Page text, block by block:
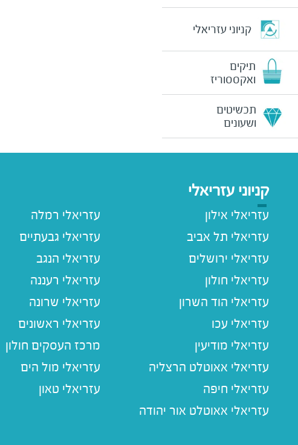
קניוני עזריאלי
תיקים
ואקססוריז
תכשיטים
ושעונים
קניוני עזריאלי
עזריאלי אילון
עזריאלי תל אביב
עזריאלי ירושלים
עזריאלי חולון
עזריאלי הוד השרון
עזריאלי עכו
עזריאלי מודיעין
עזריאלי אאוטלט הרצליה
עזריאלי חיפה
עזריאלי אאוטלט אור יהודה
עזריאלי רמלה
עזריאלי גבעתיים
עזריאלי הנגב
עזריאלי רעננה
עזריאלי שרונה
עזריאלי ראשונים
מרכז העסקים חולון
עזריאלי מול הים
עזריאלי טאון